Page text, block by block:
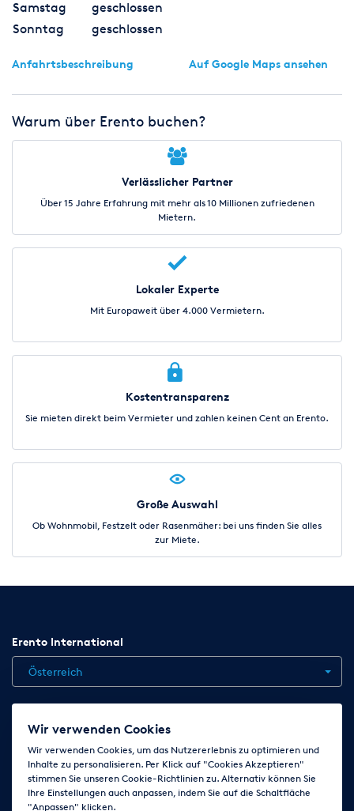
Samstag
geschlossen
Sonntag
geschlossen
Anfahrtsbeschreibung Auf Google Maps ansehen
Warum über Erento buchen?
Verlässlicher Partner
Über 15 Jahre Erfahrung mit mehr als 10 Millionen zufriedenen
Mietern.
Lokaler Experte
Mit Europaweit über 4.000 Vermietern.
Kostentransparenz
Sie mieten direkt beim Vermieter und zahlen keinen Cent an Erento.
Große Auswahl
Ob Wohnmobil, Festzelt oder Rasenmäher: bei uns finden Sie alles
zur Miete.
Erento International
Österreich
Jobs Kontakt News
AGB
Impressum Cookie-Einstellungen ändern
Folge uns auf
Wir verwenden Cookies
Wir verwenden Cookies, um das Nutzererlebnis zu optimieren und
Inhalte zu personalisieren. Per Klick auf "Cookies Akzeptieren"
stimmen Sie unseren Cookie-Richtlinien zu. Alternativ können Sie
Ihre Einstellungen auch anpassen, indem Sie auf die Schaltfläche
"Anpassen" klicken.